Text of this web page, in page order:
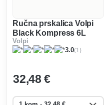
Ručna prskalica Volpi
Black Kompress 6L
Volpi
3.0(1)
32,48 €